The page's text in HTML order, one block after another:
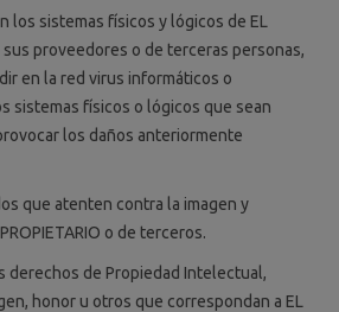
los sistemas físicos y lógicos de EL
sus proveedores o de terceras personas,
en la red virus informáticos o
sistemas físicos o lógicos que sean
los daños anteriormente
que atenten contra la imagen y
o de terceros.
derechos de Propiedad Intelectual,
honor u otros que correspondan a EL